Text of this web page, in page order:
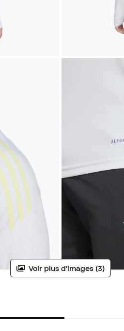
Voir plus d'images (3)